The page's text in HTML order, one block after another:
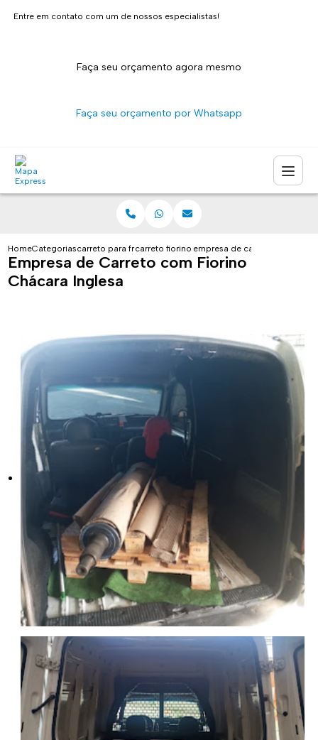
Entre em contato com um de nossos especialistas!
Faça seu orçamento agora mesmo
Faça seu orçamento por Whatsapp
HomeCategoriascarreto para fretescarreto fiorino sao pauloempresa de carreto com
Empresa de Carreto com Fiorino
Chácara Inglesa